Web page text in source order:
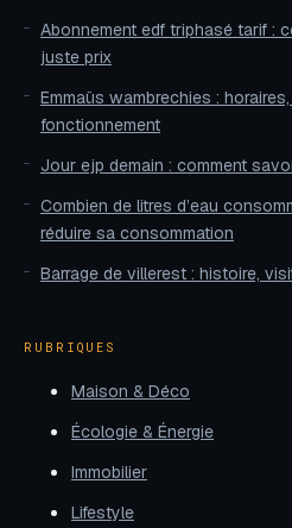
Abonnement edf triphasé tarif :
juste prix
Emmaüs wambrechies :
fonctionnement
Jour ejp demain : comment
Combien de litres d’eau
réduire sa consommation
Barrage de villerest : histoire,
RUBRIQUES
Maison & Déco
Écologie & Énergie
Immobilier
Lifestyle